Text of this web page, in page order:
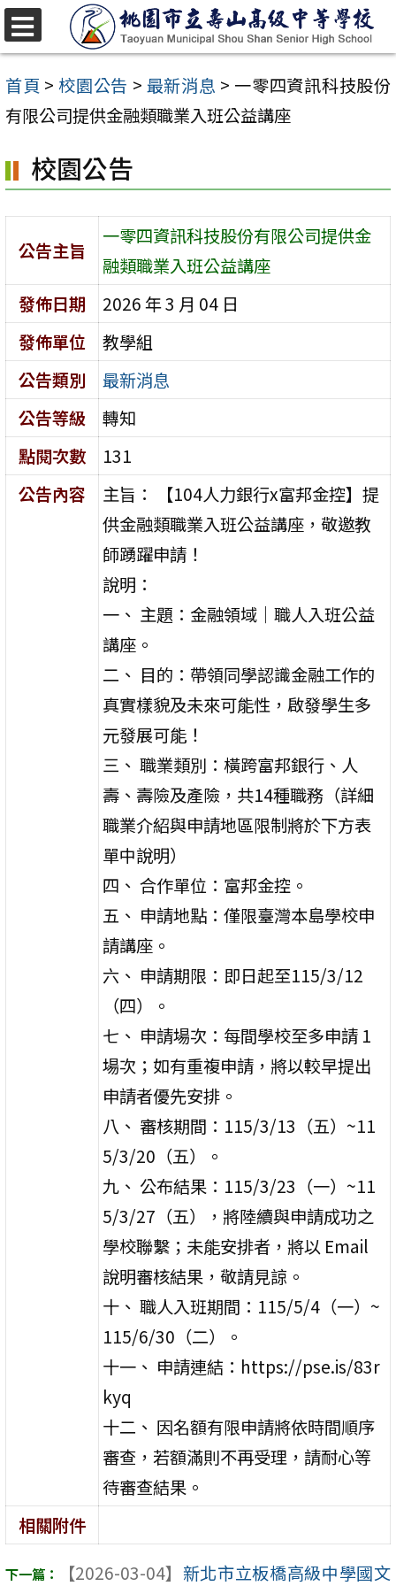
跳
至
主
要
容
區
首頁 > 校園公告 > 最新消息 > 一零四資訊科技股份
有限公司提供金融類職業入班公益講座
校園公告
公告主旨
一零四資訊科技股份有限公司提供金
融類職業入班公益講座
發佈日期
2026 年 3 月 04 日
發佈單位
教學組
公告類別
最新消息
公告等級
轉知
點閱次數
131
公告內容
主旨： 【104人力銀行x富邦金控】提
供金融類職業入班公益講座，敬邀教
師踴躍申請！
說明：
一、 主題：金融領域｜職人入班公益
講座。
二、 目的：帶領同學認識金融工作的
真實樣貌及未來可能性，啟發學生多
元發展可能！
三、 職業類別：橫跨富邦銀行、人
壽、壽險及產險，共14種職務（詳細
職業介紹與申請地區限制將於下方表
單中說明）
四、 合作單位：富邦金控。
五、 申請地點：僅限臺灣本島學校申
請講座。
六、 申請期限：即日起至115/3/12
（四）。
七、 申請場次：每間學校至多申請 1
場次；如有重複申請，將以較早提出
申請者優先安排。
八、 審核期間：115/3/13（五）~11
5/3/20（五）。
九、 公布結果：115/3/23（一）~11
5/3/27（五），將陸續與申請成功之
學校聯繫；未能安排者，將以 Email
說明審核結果，敬請見諒。
十、 職人入班期間：115/5/4（一）~
115/6/30（二）。
十一、 申請連結：https://pse.is/83r
kyq
十二、 因名額有限申請將依時間順序
審查，若額滿則不再受理，請耐心等
待審查結果。
相關附件
【2026-03-04】 新北市立板橋高級中學國文
選
單